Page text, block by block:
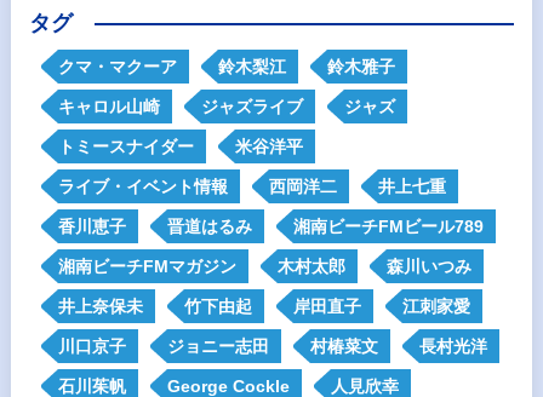
タグ
クマ・マクーア 鈴木梨江 鈴木雅子
キャロル山崎 ジャズライブ ジャズ
トミースナイダー 米谷洋平
ライブ・イベント情報 西岡洋二 井上七重
香川恵子 晋道はるみ 湘南ビーチFMビール789
湘南ビーチFMマガジン 木村太郎 森川いつみ
井上奈保未 竹下由起 岸田直子 江刺家愛
川口京子 ジョニー志田 村椿菜文 長村光洋
石川茱帆 George Cockle 人見欣幸